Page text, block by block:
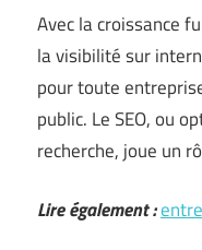
Avec la croissance
la visibilité sur
pour toute
public. Le SEO, ou
recherche, joue un
Lire également :